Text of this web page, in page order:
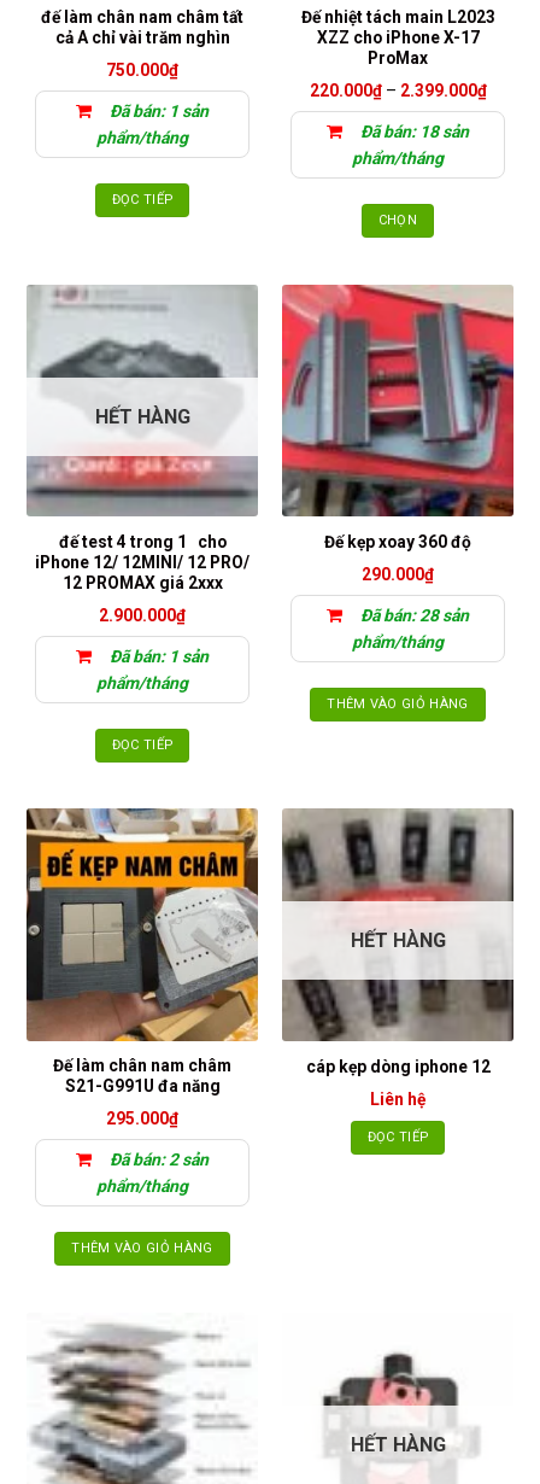
đế làm chân nam châm tất
cả A chỉ vài trăm nghìn
750.000₫
Đã bán: 1 sản
phẩm/tháng
ĐỌC TIẾP
Đế nhiệt tách main L2023
XZZ cho iPhone X-17
ProMax
220.000₫ – 2.399.000₫Khoảng
giá:
từ
Đã bán: 18 sản
phẩm/tháng
CHỌN
này
nhiều
biến
thể.
Các
tùy
chọn
có
được
chọn
sản
HẾT HÀNG
đế test 4 trong 1 cho
iPhone 12/ 12MINI/ 12 PRO/
12 PROMAX giá 2xxx
2.900.000₫
Đã bán: 1 sản
phẩm/tháng
ĐỌC TIẾP
Đế kẹp xoay 360 độ
290.000₫
Đã bán: 28 sản
phẩm/tháng
THÊM VÀO GIỎ HÀNG
Đế làm chân nam châm
S21-G991U đa năng
295.000₫
Đã bán: 2 sản
phẩm/tháng
THÊM VÀO GIỎ HÀNG
HẾT HÀNG
cáp kẹp dòng iphone 12
Liên hệ
ĐỌC TIẾP
HẾT HÀNG